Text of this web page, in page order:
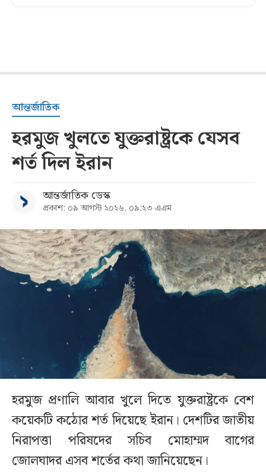
আন্তর্জাতিক
হরমুজ খুলতে যুক্তরাষ্ট্রকে যেসব
শর্ত দিল ইরান
আন্তর্জাতিক ডেস্ক
প্রকাশ: ০৯ আগস্ট ২০২৬, ০৯:২৩ এএম
হরমুজ প্রণালি আবার খুলে দিতে যুক্তরাষ্ট্রকে বেশ
কয়েকটি কঠোর শর্ত দিয়েছে ইরান। দেশটির জাতীয়
নিরাপত্তা পরিষদের সচিব মোহাম্মদ বাগের
জোলঘাদর এসব শর্তের কথা জানিয়েছেন।